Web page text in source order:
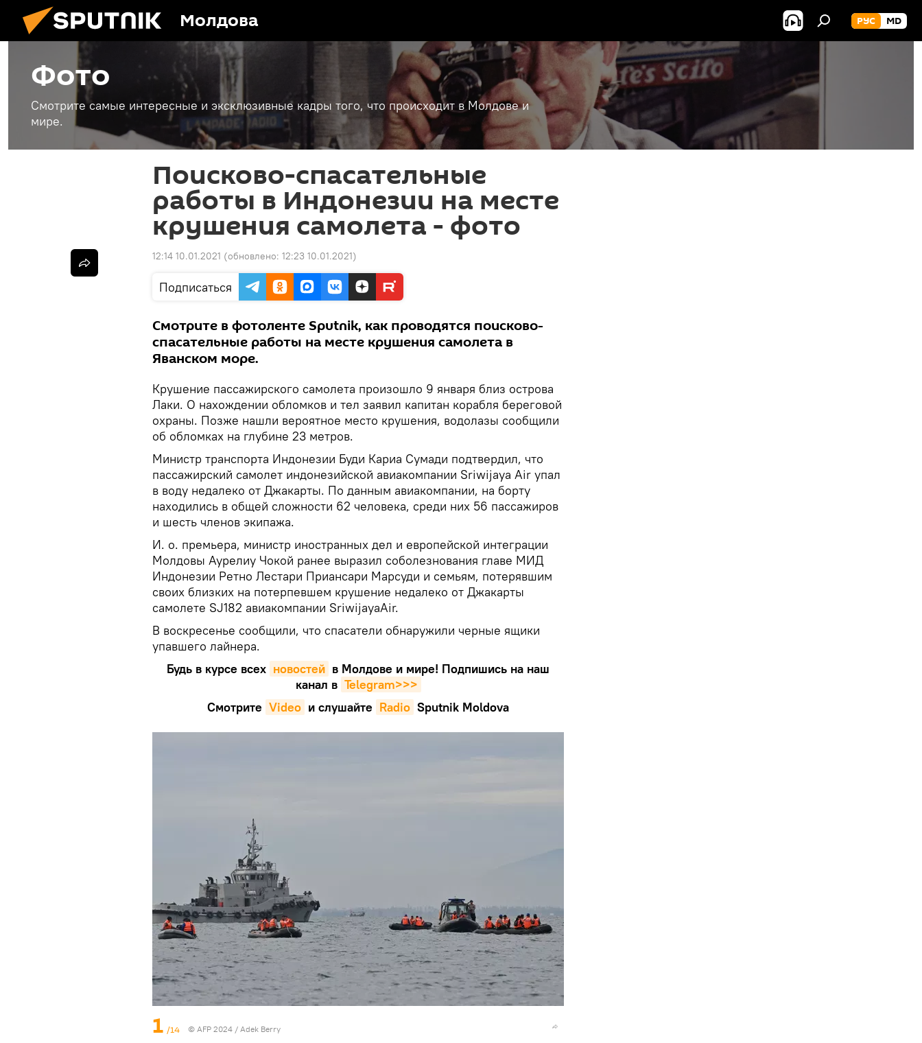
Молдова РУС MD
Фото
Смотрите самые интересные и эксклюзивные кадры того, что происходит в Молдове и
мире.
Поисково-спасательные
работы в Индонезии на месте
крушения самолета - фото
12:14 10.01.2021 (обновлено: 12:23 10.01.2021)
Подписаться
Смотрите в фотоленте Sputnik, как проводятся поисково-
спасательные работы на месте крушения самолета в
Яванском море.
Крушение пассажирского самолета произошло 9 января близ острова
Лаки. О нахождении обломков и тел заявил капитан корабля береговой
охраны. Позже нашли вероятное место крушения, водолазы сообщили
об обломках на глубине 23 метров.
Министр транспорта Индонезии Буди Кариа Сумади подтвердил, что
пассажирский самолет индонезийской авиакомпании Sriwijaya Air упал
в воду недалеко от Джакарты. По данным авиакомпании, на борту
находились в общей сложности 62 человека, среди них 56 пассажиров
и шесть членов экипажа.
И. о. премьера, министр иностранных дел и европейской интеграции
Молдовы Аурелиу Чокой ранее выразил соболезнования главе МИД
Индонезии Ретно Лестари Приансари Марсуди и семьям, потерявшим
своих близких на потерпевшем крушение недалеко от Джакарты
самолете SJ182 авиакомпании SriwijayaAir.
В воскресенье сообщили, что спасатели обнаружили черные ящики
упавшего лайнера.
Будь в курсе всех новостей в Молдове и мире! Подпишись на наш
канал в Telegram>>>
Смотрите Video и слушайте Radio Sputnik Moldova
1 /14 © AFP 2024 / Adek Berry